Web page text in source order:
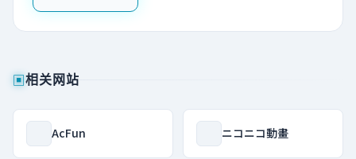
▣相关网站
AcFun ニコニコ動畫